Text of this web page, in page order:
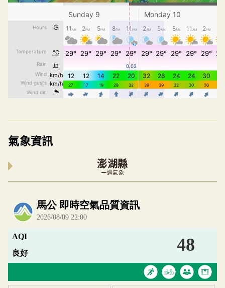
氣象資訊
澎湖縣
一週氣象
內嵌空氣品質小工具為視覺預覽，完整即時空